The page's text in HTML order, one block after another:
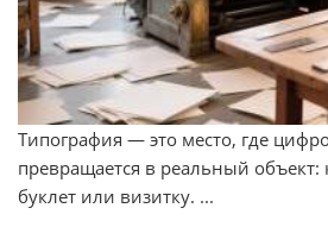
Типография — это место, где
превращается в реальный объект:
буклет или визитку. ...